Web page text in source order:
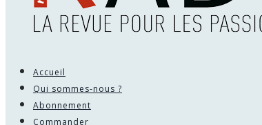
Accueil
Qui sommes-nous ?
Abonnement
Commander